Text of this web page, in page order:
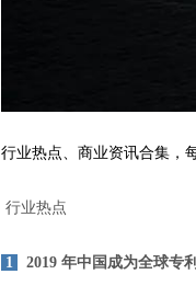
行业热点、商业资讯合集，
行业热点
1 2019 年中国成为全球专